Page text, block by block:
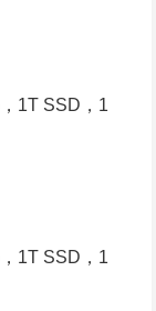
1T SSD，1
1T SSD，1